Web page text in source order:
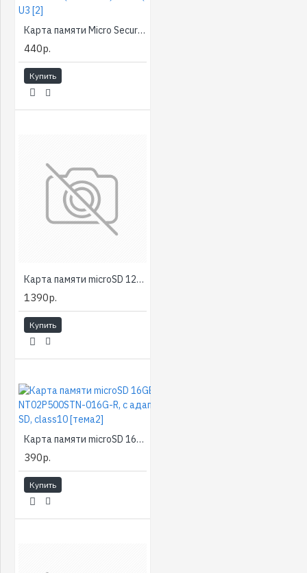
Карта памяти Micro Secure Digital 32GB Geil (C10 Black) SDXC (Class 10) U3 [2]
440р.
Купить
Карта памяти microSD 128Gb SmartBuy class10 UHS Speed Class 1 (U1) [тема2]
1390р.
Купить
Карта памяти microSD 16GB Netac NT02P500STN-016G-R, c адаптером SD, class10 [тема2]
390р.
Купить